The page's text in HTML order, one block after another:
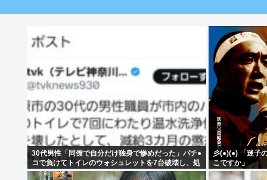
30代男性「同僚で自分だけ独身で惨めだった」パチ●
コで負けてトイレのウォシュレットを7台破壊し、処
分
彡(●)(●) 「迷子
こですか」